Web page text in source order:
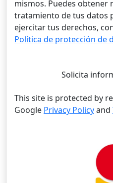
mismos. Puedes obtener
tratamiento de tus datos
ejercitar tus derechos,
Política de protección de
Solicita
This site is protected by
Google Privacy Policyand